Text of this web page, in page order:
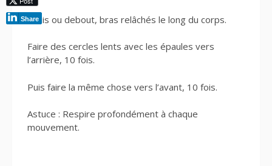
Assis ou debout, bras relâchés le long du corps.
Faire des cercles lents avec les épaules vers
l’arrière, 10 fois.
Puis faire la même chose vers l’avant, 10 fois.
Astuce : Respire profondément à chaque
mouvement.
Share